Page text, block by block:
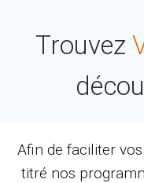
Trouvez
Afin de faciliter
titré nos